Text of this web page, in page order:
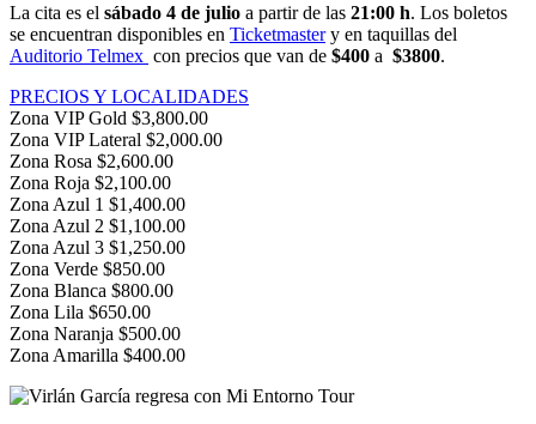
La cita es el sábado 4 de julio a partir de las 21:00 h. Los boletos
se encuentran disponibles en Ticketmastery en taquillas del
Auditorio Telmex con precios que van de $400 a $3800.
PRECIOS Y LOCALIDADES
Zona VIP Gold $3,800.00
Zona VIP Lateral $2,000.00
Zona Rosa $2,600.00
Zona Roja $2,100.00
Zona Azul 1 $1,400.00
Zona Azul 2 $1,100.00
Zona Azul 3 $1,250.00
Zona Verde $850.00
Zona Blanca $800.00
Zona Lila $650.00
Zona Naranja $500.00
Zona Amarilla $400.00